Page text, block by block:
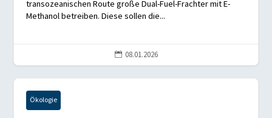
transozeanischen Route große Dual-Fuel-Frachter mit E-
Methanol betreiben. Diese sollen die...
 08.01.2026
Ökologie